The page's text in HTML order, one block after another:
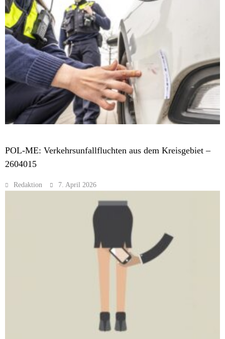
POL-ME: Verkehrsunfallfluchten aus dem Kreisgebiet –
2604015
Redaktion 7. April 2026